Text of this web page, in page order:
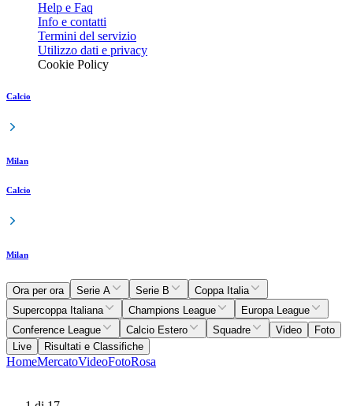
Help e Faq
Info e contatti
Termini del servizio
Utilizzo dati e privacy
Cookie Policy
Calcio
Milan
Calcio
Milan
Ora per ora Serie A Serie B
Coppa Italia
Supercoppa Italiana
Champions League
Europa League
Conference League
Calcio Estero Squadre Video
Foto
Live
Risultati e Classifiche
HomeMercatoVideoFotoRosa